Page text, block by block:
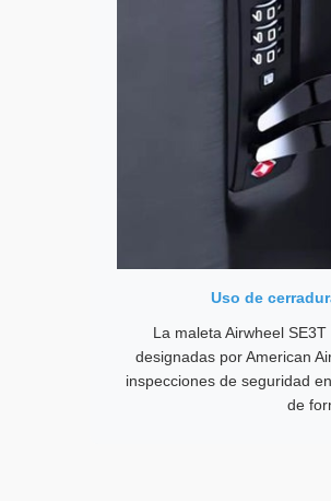
Uso de
La maleta Airwheel
designadas por American
inspecciones de seguridad
de